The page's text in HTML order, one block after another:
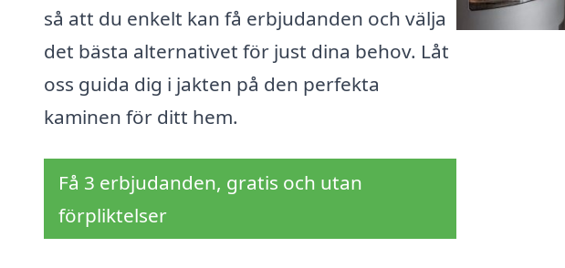
så att du enkelt kan få erbjudanden och välja
det bästa alternativet för just dina behov. Låt
oss guida dig i jakten på den perfekta
kaminen för ditt hem.
Få 3 erbjudanden, gratis och utan
förpliktelser